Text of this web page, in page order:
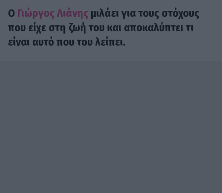
Ο Γιώργος Λιάνης μιλάει για τους στόχους
που είχε στη ζωή του και αποκαλύπτει τι
είναι αυτό που του λείπει.